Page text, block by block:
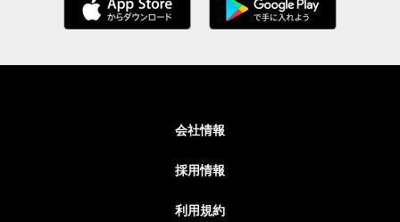
会社情報
採用情報
利用規約